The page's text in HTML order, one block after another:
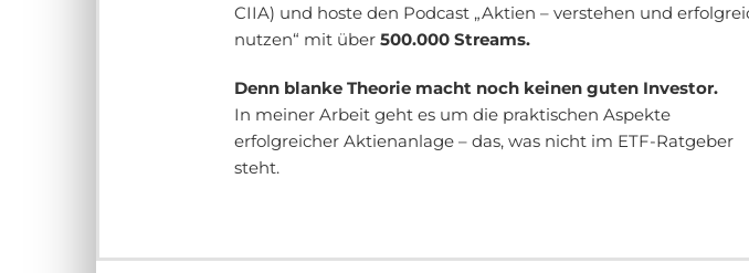
CIIA) und hoste den Podcast „Aktien – verstehen und
nutzen“ mit über500.000 Streams.
Denn blanke Theorie macht noch keinen guten Investor.
In meiner Arbeit geht es um die praktischen Aspekte
erfolgreicher Aktienanlage – das, was nicht im ETF-Ratgeber
steht.